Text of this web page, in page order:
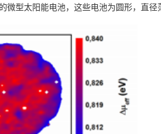
微型太阳能电池，这些电池为圆形，直径